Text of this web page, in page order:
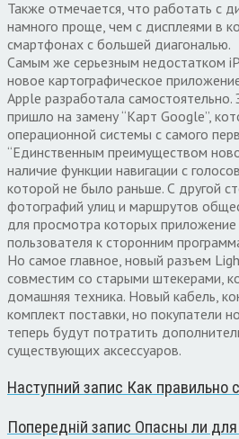
Также отмечается, что работать с
намного проще, чем с дисплеями в
смартфонах с большей диагональю.
Самым же серьезным недостатком
новое картографическое
Apple разработала
пришло на замену “Карт Google”,
операционной системы с самого
“Единственным преимуществом
наличие функции навигации с
которой не было раньше. С другой
фотографий улиц и маршрутов
для просмотра которых приложение
пользователя к сторонним
Но самое главное, новый разъем
совместим со старыми штекерами,
домашняя техника. Новый кабель,
комплект поставки, но покупатели
теперь будут потратить
существующих аксессуаров.
Наступний запис Как правильно
Попередній запис Опасны ли